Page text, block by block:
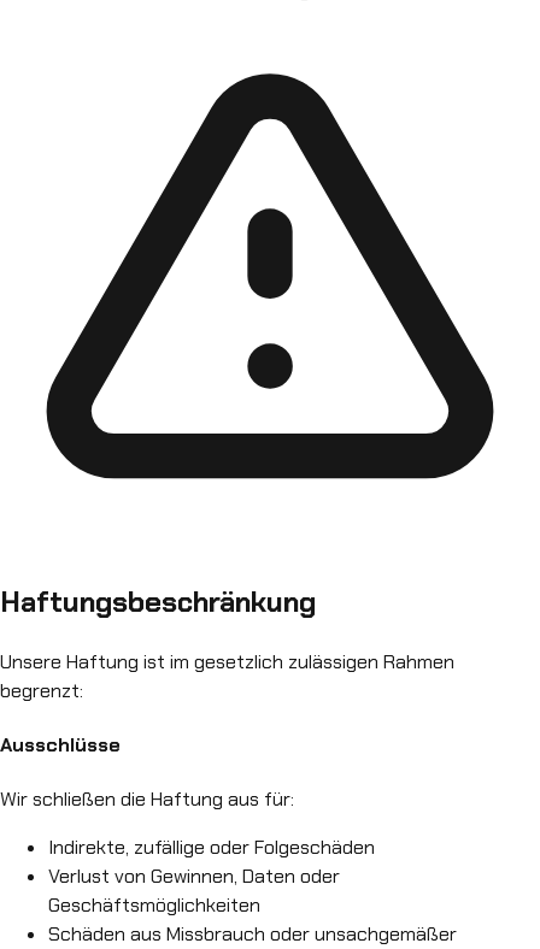
Haftungsbeschränkung
Unsere Haftung ist im gesetzlich zulässigen Rahmen
begrenzt:
Ausschlüsse
Wir schließen die Haftung aus für:
Indirekte, zufällige oder Folgeschäden
Verlust von Gewinnen, Daten oder
Geschäftsmöglichkeiten
Schäden aus Missbrauch oder unsachgemäßer